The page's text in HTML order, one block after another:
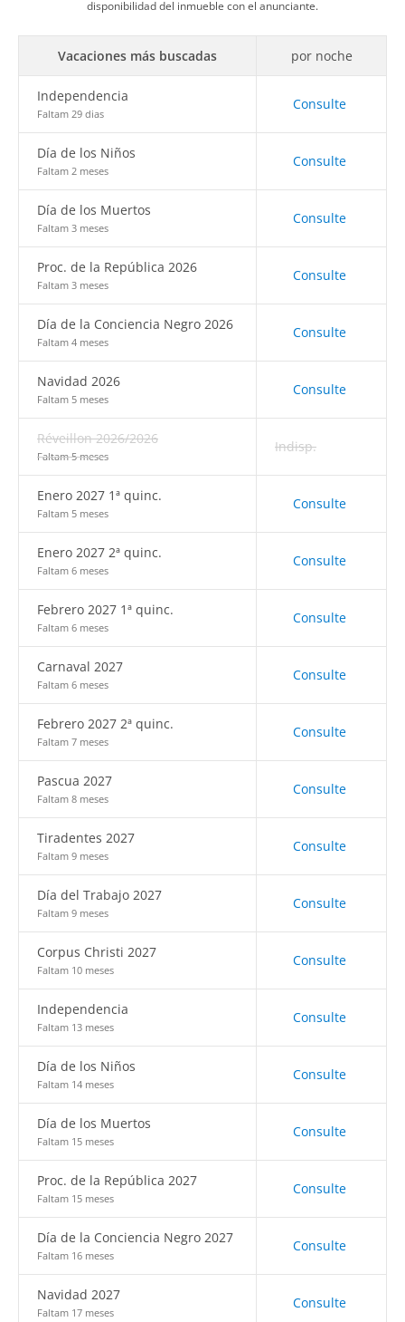
disponibilidad del inmueble con el anunciante.
Vacaciones más buscadas por noche
Independencia
Faltam 29 dias
Consulte
Día de los Niños
Faltam 2 meses
Consulte
Día de los Muertos
Faltam 3 meses
Consulte
Proc. de la República 2026
Faltam 3 meses
Consulte
Día de la Conciencia Negro 2026
Faltam 4 meses
Consulte
Navidad 2026
Faltam 5 meses
Consulte
Réveillon 2026/2026
Faltam 5 meses
Indisp.
Enero 2027 1ª quinc.
Faltam 5 meses
Consulte
Enero 2027 2ª quinc.
Faltam 6 meses
Consulte
Febrero 2027 1ª quinc.
Faltam 6 meses
Consulte
Carnaval 2027
Faltam 6 meses
Consulte
Febrero 2027 2ª quinc.
Faltam 7 meses
Consulte
Pascua 2027
Faltam 8 meses
Consulte
Tiradentes 2027
Faltam 9 meses
Consulte
Día del Trabajo 2027
Faltam 9 meses
Consulte
Corpus Christi 2027
Faltam 10 meses
Consulte
Independencia
Faltam 13 meses
Consulte
Día de los Niños
Faltam 14 meses
Consulte
Día de los Muertos
Faltam 15 meses
Consulte
Proc. de la República 2027
Faltam 15 meses
Consulte
Día de la Conciencia Negro 2027
Faltam 16 meses
Consulte
Navidad 2027
Faltam 17 meses
Consulte